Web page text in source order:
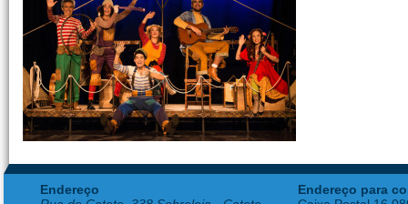
Endereço
Endereço para